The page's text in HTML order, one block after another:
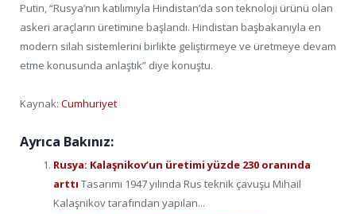
Putin, “Rusya’nın katılımıyla Hindistan’da son teknoloji ürünü olan
askeri araçların üretimine başlandı. Hindistan başbakanıyla en
modern silah sistemlerini birlikte geliştirmeye ve üretmeye devam
etme konusunda anlaştık” diye konuştu.
Kaynak: Cumhuriyet
Ayrıca Bakınız:
Rusya: Kalaşnikov’un üretimi yüzde 230 oranında
arttı Tasarımı 1947 yılında Rus teknik çavuşu Mihail
Kalaşnikov tarafından yapılan...